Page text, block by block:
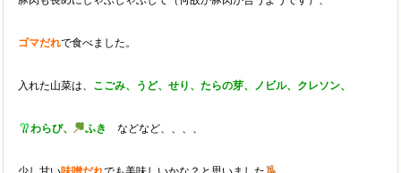
ゴマだれで食べました。
入れた山菜は、 こごみ、うど、せり、たらの芽、ノビル、クレソン、
わらび、 ふきなどなど、、、、